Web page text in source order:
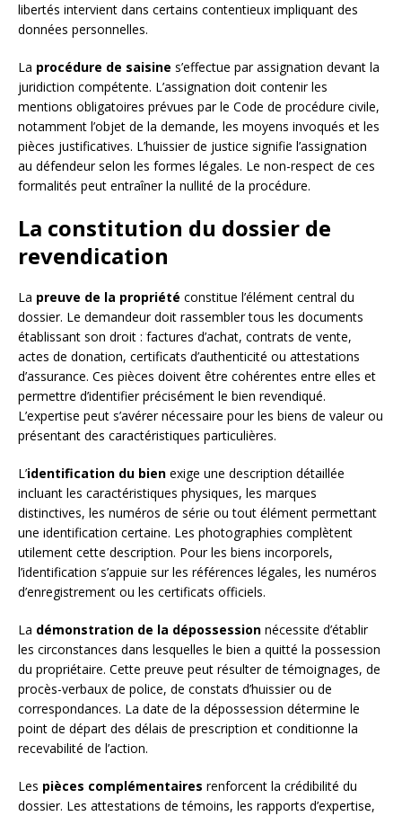
libertés intervient dans certains contentieux impliquant des
données personnelles.
La procédure de saisine s’effectue par assignation devant la
juridiction compétente. L’assignation doit contenir les
mentions obligatoires prévues par le Code de procédure civile,
notamment l’objet de la demande, les moyens invoqués et les
pièces justificatives. L’huissier de justice signifie l’assignation
au défendeur selon les formes légales. Le non-respect de ces
formalités peut entraîner la nullité de la procédure.
La constitution du dossier de
revendication
La preuve de la propriété constitue l’élément central du
dossier. Le demandeur doit rassembler tous les documents
établissant son droit : factures d’achat, contrats de vente,
actes de donation, certificats d’authenticité ou attestations
d’assurance. Ces pièces doivent être cohérentes entre elles et
permettre d’identifier précisément le bien revendiqué.
L’expertise peut s’avérer nécessaire pour les biens de valeur ou
présentant des caractéristiques particulières.
L’identification du bien exige une description détaillée
incluant les caractéristiques physiques, les marques
distinctives, les numéros de série ou tout élément permettant
une identification certaine. Les photographies complètent
utilement cette description. Pour les biens incorporels,
l’identification s’appuie sur les références légales, les numéros
d’enregistrement ou les certificats officiels.
La démonstration de la dépossession nécessite d’établir
les circonstances dans lesquelles le bien a quitté la possession
du propriétaire. Cette preuve peut résulter de témoignages, de
procès-verbaux de police, de constats d’huissier ou de
correspondances. La date de la dépossession détermine le
point de départ des délais de prescription et conditionne la
recevabilité de l’action.
Les pièces complémentaires renforcent la crédibilité du
dossier. Les attestations de témoins, les rapports d’expertise,